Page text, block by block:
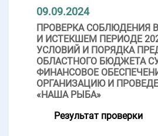
09.09.2024
ПРОВЕРКА СОБЛЮДЕНИЯ В
И ИСТЕКШЕМ ПЕРИОДЕ
УСЛОВИЙ И ПОРЯДКА
ОБЛАСТНОГО БЮДЖЕТА
ФИНАНСОВОЕ
ОРГАНИЗАЦИЮ И
«НАША РЫБА»
Результат проверки